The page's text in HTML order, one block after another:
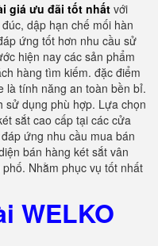
giá ưu đãi tốt nhất với
dập hạn chế mối hàn
ứng tốt hơn nhu cầu sử
hiện nay các sản phẩm
hàng tìm kiếm. đặc điểm
là tính năng an toàn bền bỉ.
sử dụng phù hợp. Lựa chọn
sắt cao cấp tại các cửa
ứng nhu cầu mua bán
bán hàng két sắt vân
Nhằm phục vụ tốt nhất
WELKO